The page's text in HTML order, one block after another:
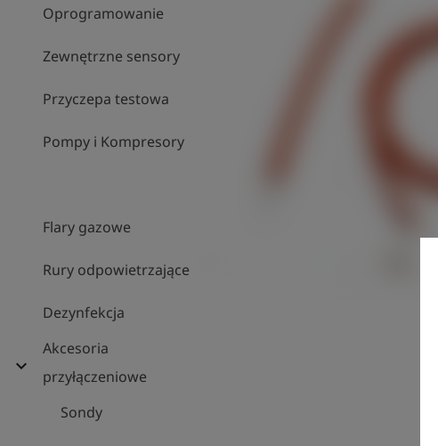
Oprogramowanie
Zewnętrzne sensory
Przyczepa testowa
Pompy i Kompresory
Flary gazowe
Rury odpowietrzające
Dezynfekcja
expand_more
Akcesoria
przyłączeniowe
Sondy